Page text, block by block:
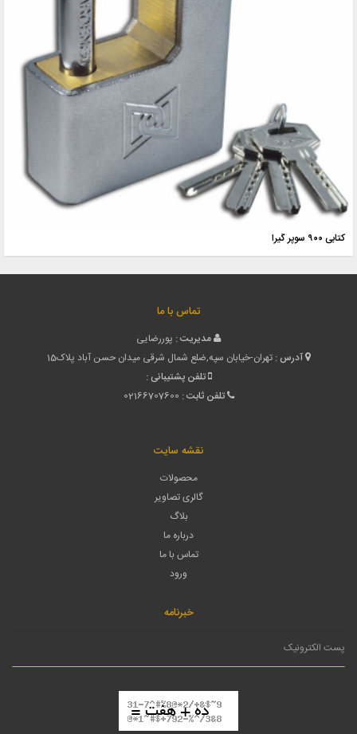
کتابی ۹۰۰ سوپر گیرا
تماس با ما
مدیریت : پوررضایی
آدرس : تهران-خیابان سپه,ضلع شمال شرقی میدان حسن آباد پلاک15
تلفن پشتیبانی :
تلفن ثابت : 02166707600
نقشه سایت
محصولات
گالری تصاویر
بلاگ
درباره ما
تماس با ما
ورود
خبرنامه